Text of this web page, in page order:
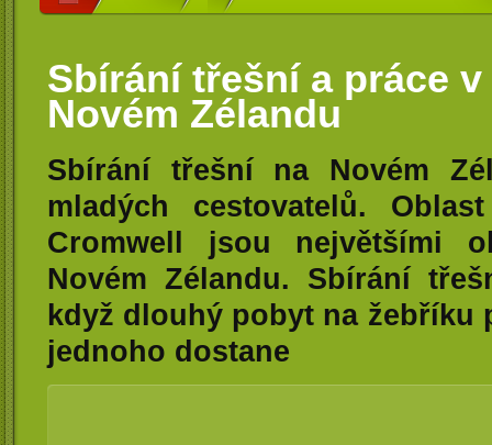
Sbírání třešní a práce
Novém Zélandu
Sbírání třešní na Novém
mladých cestovatelů.
Cromwell jsou největšími
Novém Zélandu. Sbírání
když dlouhý pobyt na
jednoho dostane